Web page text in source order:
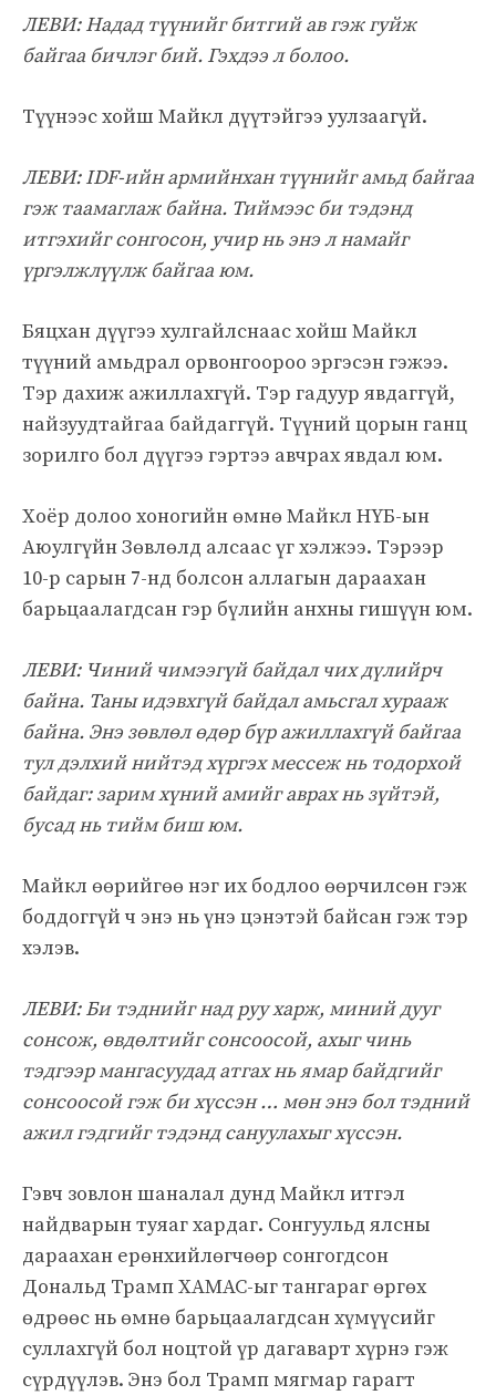
ЛЕВИ: Надад түүнийг битгий ав гэж гуйж
байгаа бичлэг бий. Гэхдээ л болоо.
Түүнээс хойш Майкл дүүтэйгээ уулзаагүй.
ЛЕВИ: IDF-ийн армийнхан түүнийг амьд байгаа
гэж таамаглаж байна. Тиймээс би тэдэнд
итгэхийг сонгосон, учир нь энэ л намайг
үргэлжлүүлж байгаа юм.
Бяцхан дүүгээ хулгайлснаас хойш Майкл
түүний амьдрал орвонгоороо эргэсэн гэжээ.
Тэр дахиж ажиллахгүй. Тэр гадуур явдаггүй,
найзуудтайгаа байдаггүй. Түүний цорын ганц
зорилго бол дүүгээ гэртээ авчрах явдал юм.
Хоёр долоо хоногийн өмнө Майкл НҮБ-ын
Аюулгүйн Зөвлөлд алсаас үг хэлжээ. Тэрээр
10-р сарын 7-нд болсон аллагын дараахан
барьцаалагдсан гэр бүлийн анхны гишүүн юм.
ЛЕВИ: Чиний чимээгүй байдал чих дүлийрч
байна. Таны идэвхгүй байдал амьсгал хурааж
байна. Энэ зөвлөл өдөр бүр ажиллахгүй байгаа
тул дэлхий нийтэд хүргэх мессеж нь тодорхой
байдаг: зарим хүний ​​амийг аврах нь зүйтэй,
бусад нь тийм биш юм.
Майкл өөрийгөө нэг их бодлоо өөрчилсөн гэж
боддоггүй ч энэ нь үнэ цэнэтэй байсан гэж тэр
хэлэв.
ЛЕВИ: Би тэднийг над руу харж, миний дууг
сонсож, өвдөлтийг сонсоосой, ахыг чинь
тэдгээр мангасуудад атгах нь ямар байдгийг
сонсоосой гэж би хүссэн … мөн энэ бол тэдний
ажил гэдгийг тэдэнд сануулахыг хүссэн.
Гэвч зовлон шаналал дунд Майкл итгэл
найдварын туяаг хардаг. Сонгуульд ялсны
дараахан ерөнхийлөгчөөр сонгогдсон
Дональд Трамп ХАМАС-ыг тангараг өргөх
өдрөөс нь өмнө барьцаалагдсан хүмүүсийг
суллахгүй бол ноцтой үр дагаварт хүрнэ гэж
сүрдүүлэв. Энэ бол Трамп мягмар гарагт